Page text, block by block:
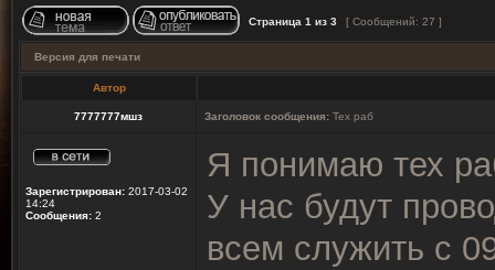
Страница 1 из 3 [ Сообщений: 27 ]
Версия для печати
Автор
7777777мшз Заголовок сообщения: Тех раб
Зарегистрирован: 2017-03-02
14:24
Сообщения: 2
Я понимаю тех
У нас будут
всем служить с